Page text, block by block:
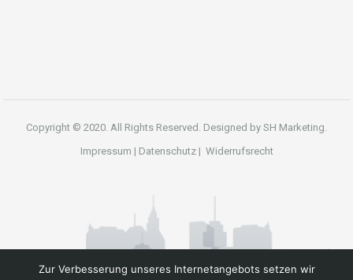
Copyright © 2020. All Rights Reserved. Designed by SH Marketing.
Impressum | Datenschutz| Widerrufsrecht
Zur Verbesserung unseres Internetangebots setzen wir